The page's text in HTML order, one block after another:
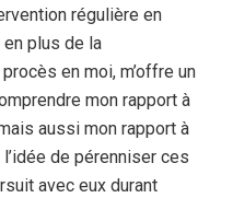
régulière en
plus de la
en moi, m’offre un
mon rapport à
aussi mon rapport à
de pérenniser ces
avec eux durant